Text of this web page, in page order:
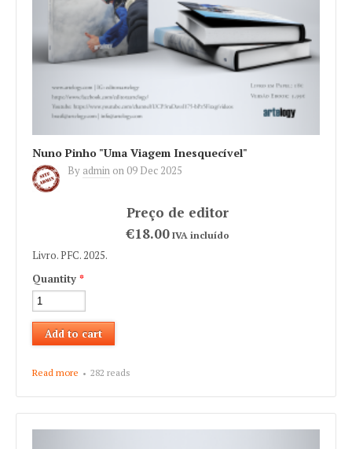
Nuno Pinho "Uma Viagem Inesquecível"
By admin on 09 Dec 2025
€18.00IVA incluído
Livro. PFC. 2025.
Quantity *
Read more about Nuno Pinho "Uma Viagem Inesquecível"
282 reads